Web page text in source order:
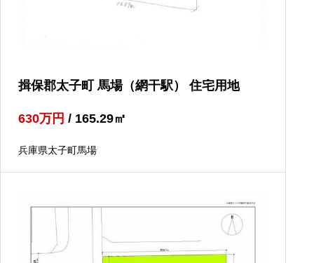
揖保郡太子町 馬場（網干駅） 住宅用地
630万円 / 165.29㎡
兵庫県太子町馬場